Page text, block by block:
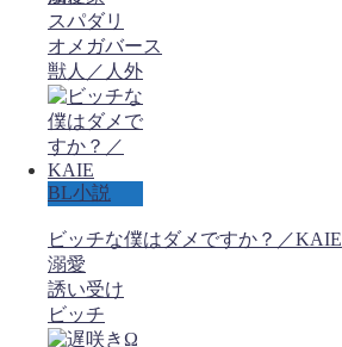
スパダリ
オメガバース
獣人／人外
BL小説
ビッチな僕はダメですか？／KAIE
溺愛
誘い受け
ビッチ